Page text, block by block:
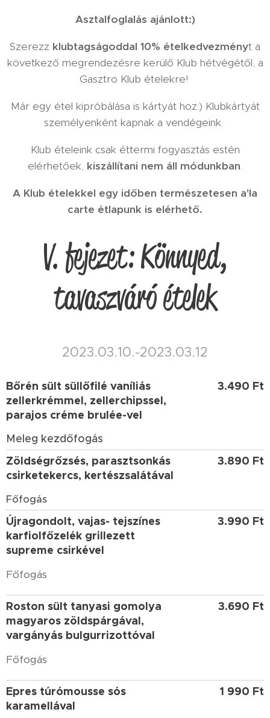
Asztalfoglalás ajánlott:)
Szerezz klubtagságoddal 10% ételkedvezményt a
következő megrendezésre kerülő Klub hétvégétől, a
Gasztro Klub ételekre!
Már egy étel kipróbálása is kártyát hoz:) Klubkártyát
személyenként kapnak a vendégeink.
Klub ételeink csak éttermi fogyasztás estén
elérhetőek, kiszállítani nem áll módunkban.
A Klub ételekkel egy időben természetesen a'la
carte étlapunk is elérhető.
V. fejezet: Könnyed,
tavaszváró ételek
2023.03.10.-2023.03.12
Bőrén sült süllőfilé vaníliás
zellerkrémmel, zellerchipssel,
parajos créme brulée-vel
Meleg kezdőfogás
3.490 Ft
Zöldségrőzsés, parasztsonkás
csirketekercs, kertészsalátával
Főfogás
3.890 Ft
Újragondolt, vajas- tejszínes
karfiolfőzelék grillezett
supreme csirkével
Főfogás
3.990 Ft
Roston sült tanyasi gomolya
magyaros zöldspárgával,
vargányás bulgurrizottóval
Főfogás
3.690 Ft
Epres túrómousse sós
karamellával
1 990 Ft